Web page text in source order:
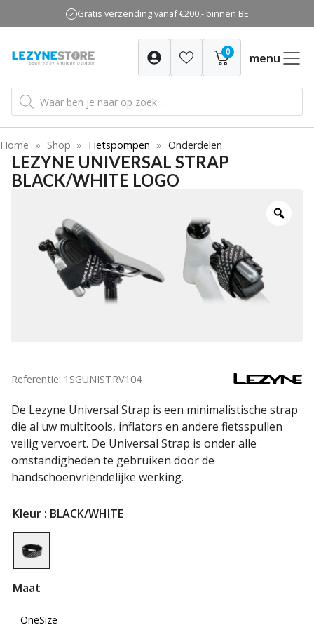
naar
inhoud
Gratis verzending vanaf €200,- binnen BE
0 menu
Producten
zoeken
Home » Shop » Fietspompen » Onderdelen
LEZYNE UNIVERSAL STRAP
BLACK/WHITE LOGO
Referentie: 1SGUNISTRV104
De Lezyne Universal Strap is een minimalistische strap
die al uw multitools, inflators en andere fietsspullen
veilig vervoert. De Universal Strap is onder alle
omstandigheden te gebruiken door de
handschoenvriendelijke werking.
Kleur : BLACK/WHITE
Maat
OneSize